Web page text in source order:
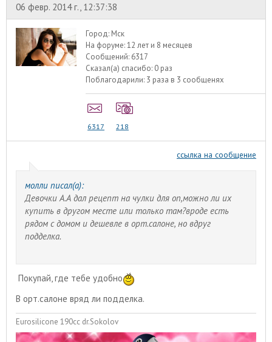
06 февр. 2014 г., 12:37:38
Город: Мск
На форуме:12 лет и 8 месяцев
Сообщений: 6317
Сказал(а) спасибо: 0 раз
Поблагодарили: 3 раза в 3 сообщенях
6317 218
ссылка на сообщение
молли писал(а):
Девочки А.А дал рецепт на чулки для оп,можно ли их
купить в другом месте или только там?вроде есть
рядом с домом и дешевле в орт.салоне, но вдруг
подделка.
Покупай, где тебе удобно
В орт.салоне вряд ли подделка.
Eurosilicone 190cc dr.Sokolov